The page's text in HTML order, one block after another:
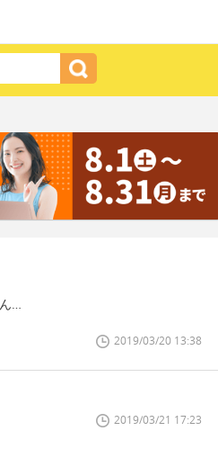
…
2019/03/20 13:38
2019/03/21 17:23